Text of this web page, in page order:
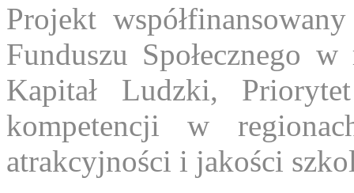
Projekt
Funduszu Społecznego
Kapitał Ludzki,
kompetencji w
atrakcyjności i jakości